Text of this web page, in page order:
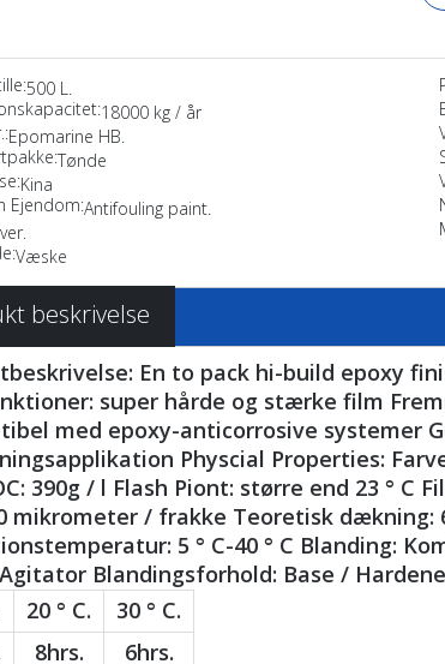
500 L.
18000 kg / år
Epomarine HB.
Tønde
Kina
Ejendom:Antifouling paint.
Væske
beskrivelse
En to pack hi-build epoxy
super hårde og stærke film
med epoxy-anticorrosive systemer
Physcial Properties:
390g / l Flash Piont: større end 23 °
mikrometer / frakke Teoretisk dækning:
5 ° C-40 ° C Blanding:
Blandingsforhold: Base /
20 ° C.
30 ° C.
8hrs.
6hrs.